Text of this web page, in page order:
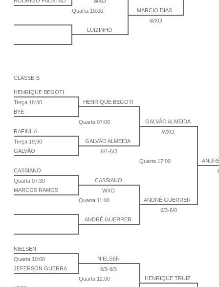
Quarta 10:00
MARCIO DIAS
WXO
LUIZINHO
CLASSE-B
HENRIQUE BEGOTI
Terça 18:30
HENRIQUE BEGOTI
BYE
Quarta 07:00
GALVÃO ALMEIDA
RAFINHA
WXO
Terça 19;30
GALVÃO ALMEIDA
GALVÃO
6/1-6/3
Quarta 17:00
CASSIANO
Quarta 07:30
CASSIANO
MARCOS RAMOS
WXO
Quarta 11:00
ANDRÉ GUERRER
6/3-6/0
ANDRÉ GUERRER
NIELSEN
Quarta 10:00
NIELSEN
JEFERSON GUERRA
6/3-6/3
Quarta 12:00
HENRIQUE TRUIZ